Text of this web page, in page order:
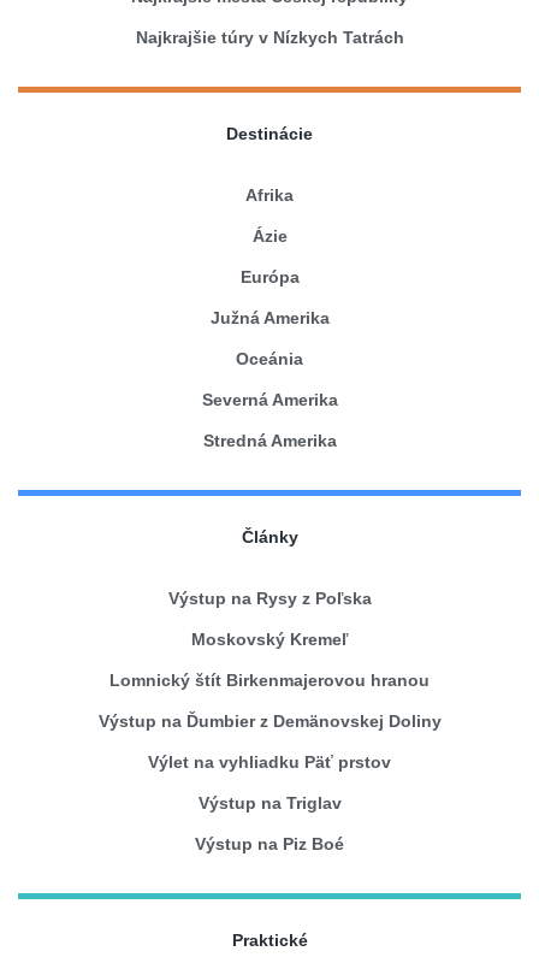
Najkrajšie túry v Nízkych Tatrách
Destinácie
Afrika
Ázie
Európa
Južná Amerika
Oceánia
Severná Amerika
Stredná Amerika
Články
Výstup na Rysy z Poľska
Moskovský Kremeľ
Lomnický štít Birkenmajerovou hranou
Výstup na Ďumbier z Demänovskej Doliny
Výlet na vyhliadku Päť prstov
Výstup na Triglav
Výstup na Piz Boé
Praktické